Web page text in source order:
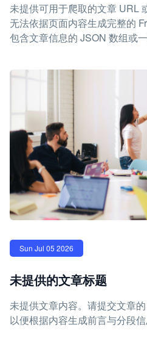
未提供可用于爬取的文章 URL
无法依据页面内容生成完整的
包含文章信息的 JSON 数组或一
Sun Jul 05 2026
未提供的文章标题
未提供文章内容。请提交文章
以便根据内容生成前言与分段信